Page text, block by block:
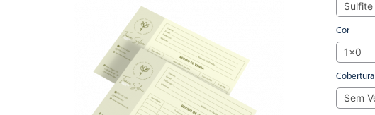
Cor
Cobertura